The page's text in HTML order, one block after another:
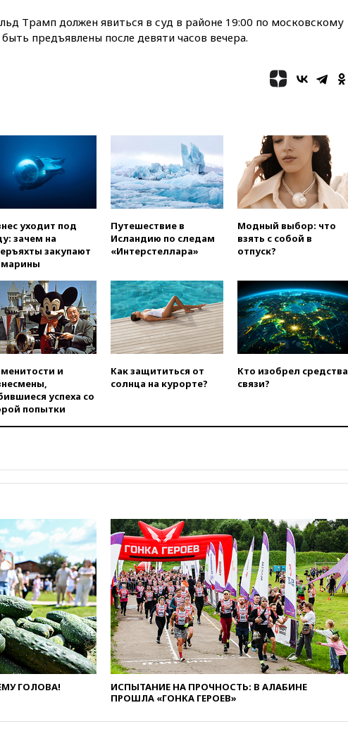
вчера, 21:00
Швыдкой:
вчера, 20:45
ПВО за день
сбила еще 75 украинских
беспилотников над Россией
вчера, 20:35Велосипедист
погиб при атаке FPV-дрона в
Белгородской области
вчера, 20:30Лидию Невзорову
заочно арестовали по делу о
финансировании
вчера, 20:20Суд США
постановил остановить
строительство бального зала в
Белом доме
вчера, 20:15Сенат США
санкций против России и
Ирана
вчера, 19:45ISU предоставил
вчера, 19:35Зеленский
впервые совершил
официальный визит в Сербию
вчера, 19:19Россиянка
погибла во Французских
Альпах
вчера, 19:00Открытое
горение на складе в Брянске
ликвидировано
вчера, 18:55Минобороны
отчиталось об ударах по двум
украинским сухогрузам в
Трамп должен явиться в суд в районе 19:00 по московскому
предъявлены после девяти часов вечера.
уходит под
зачем на
закупают
Путешествие в
Исландию по следам
«Интерстеллара»
Модный выбор: что
взять с собой в
отпуск?
и
успеха со
попытки
Как защититься от
солнца на курорте?
Кто изобрел средства
связи?
ГОЛОВА!
ИСПЫТАНИЕ НА ПРОЧНОСТЬ: В АЛАБИНЕ
ПРОШЛА «ГОНКА ГЕРОЕВ»